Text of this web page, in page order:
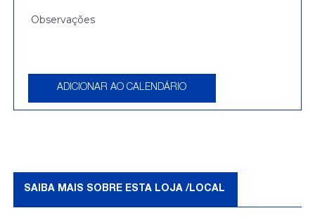
ADICIONAR AO CALENDÁRIO
SAIBA MAIS SOBRE ESTA LOJA /LOCAL